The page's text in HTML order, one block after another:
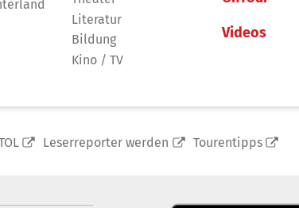
Literatur
Bildung
Kino / TV
Videos
Leserreporter werden Tourentipps